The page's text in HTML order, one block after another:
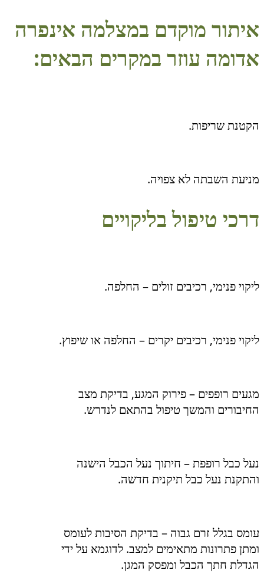
איתור מוקדם במצלמה אינפרה
אדומה עוזר במקרים הבאים:
הקטנת שריפות.
מניעת השבתה לא צפויה.
דרכי טיפול בליקויים
ליקוי פנימי, רכיבים זולים – החלפה.
ליקוי פנימי, רכיבים יקרים – החלפה או שיפוץ.
מגעים רופפים – פירוק המגע, בדיקת מצב
החיבורים והמשך טיפול בהתאם לנדרש.
נעל כבל רופפת – חיתוך נעל הכבל הישנה
והתקנת נעל כבל תיקנית חדשה.
עומס בגלל זרם גבוה – בדיקת הסיבות לעומס
ומתן פתרונות מתאימים למצב. לדוגמא על ידי
הגדלת חתך הכבל ומפסק המגן.